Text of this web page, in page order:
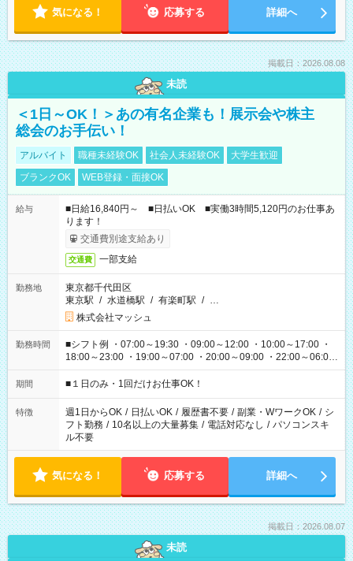
気になる！ 応募する 詳細へ
掲載日：2026.08.08
未読
＜1日～OK！＞あの有名企業も！展示会や株主
総会のお手伝い！
アルバイト 職種未経験OK 社会人未経験OK
大学生歓迎
ブランクOK
WEB登録・面接OK
給与
■日給16,840円～ ■日払いOK ■実働3時間5,120円のお仕事あ
ります！
交通費別途支給あり
交通費 一部支給
勤務地
東京都千代田区
東京駅 / 水道橋駅 / 有楽町駅 / …
株式会社マッシュ
勤務時間
■シフト例 ・07:00～19:30 ・09:00～12:00 ・10:00～17:00 ・
18:00～23:00 ・19:00～07:00 ・20:00～09:00 ・22:00～06:00
etc ★最短で3時間で5,120円のお仕事から 15時間で2万円近く稼
げるお仕事も！ ご希望のお時間に合わせてご紹介！ ※シフトは
ください！
期間 ■１日のみ・1回だけお仕事OK！
特徴 週1日からOK / 日払いOK / 履歴書不要 / 副業・WワークOK / シ
フト勤務 / 10名以上の大量募集 / 電話対応なし / パソコンスキ
ル不要
気になる！ 応募する 詳細へ
掲載日：2026.08.07
未読